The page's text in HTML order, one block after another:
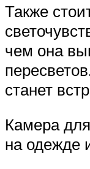
Также
чем она
станет
Камера
на одежде